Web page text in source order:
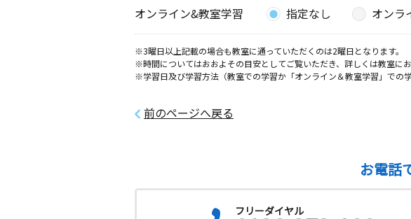
3歳～中学生
熊本県熊本市南区田迎２丁目１７－７
田崎教室
月 火 水 木 金 土
日
Ｆ
熊本県熊本市南区近見８丁目１２－２２ 鉾町団
オンライン&教室学習
指定なし オンラ
※3曜日以上記載の場合も教室に通っていただくのは2曜日となります。
※時間についてはおおよその目安としてご覧いただき、詳しくは教室に
※学習日及び学習方法（教室での学習か「オンライン＆教室学習」での
前のページへ戻る
お電話
フリーダイヤル